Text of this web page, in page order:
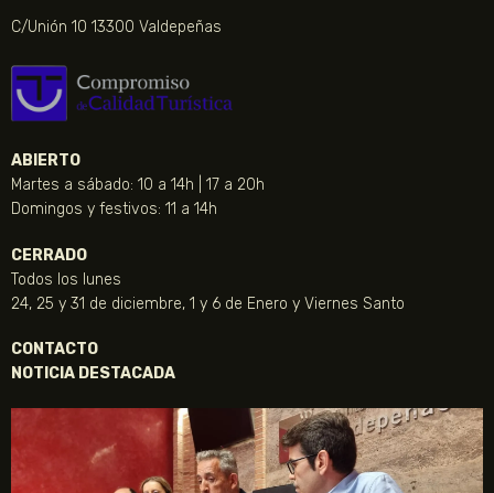
C/Unión 10 13300 Valdepeñas
ABIERTO
Martes a sábado: 10 a 14h | 17 a 20h
Domingos y festivos: 11 a 14h
CERRADO
Todos los lunes
24, 25 y 31 de diciembre, 1 y 6 de Enero y Viernes Santo
CONTACTO
NOTICIA DESTACADA